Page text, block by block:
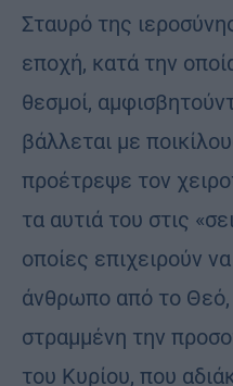
Σταυρό της
εποχή, κατά την
θεσμοί,
βάλλεται με
προέτρεψε τον
τα αυτιά του στις
οποίες επιχειρούν
άνθρωπο από το Θεό,
στραμμένη την
του Κυρίου, που